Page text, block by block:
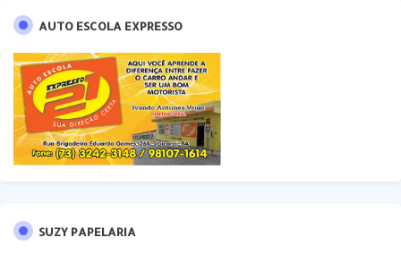
AUTO ESCOLA EXPRESSO
SUZY PAPELARIA